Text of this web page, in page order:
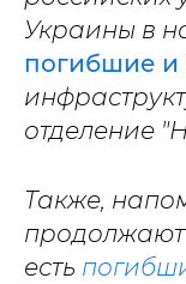
Украины в
погибшие и
отделение
Также,
есть